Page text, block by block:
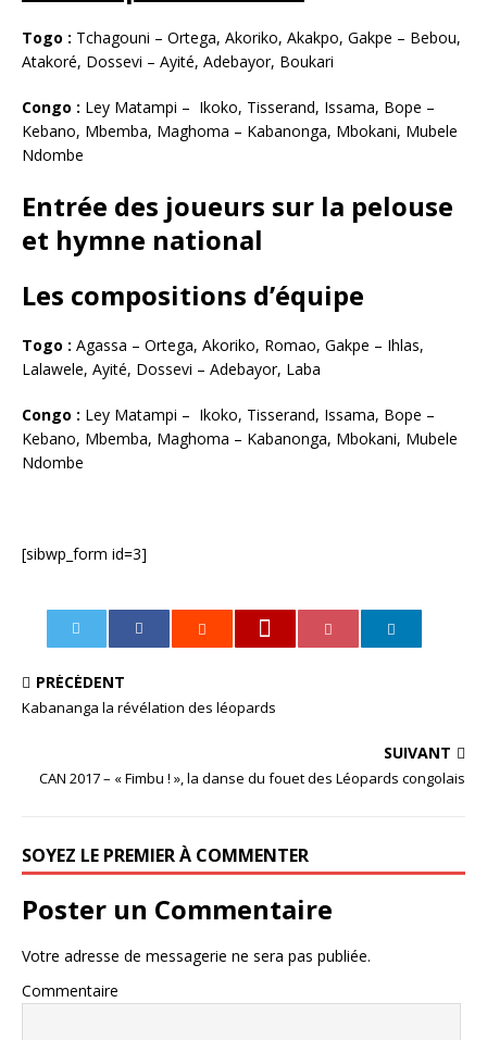
Togo : Tchagouni – Ortega, Akoriko, Akakpo, Gakpe – Bebou,
Atakoré, Dossevi – Ayité, Adebayor, Boukari
Congo : Ley Matampi – Ikoko, Tisserand, Issama, Bope –
Kebano, Mbemba, Maghoma – Kabanonga, Mbokani, Mubele
Ndombe
Entrée des joueurs sur la pelouse
et hymne national
Les compositions d’équipe
Togo : Agassa – Ortega, Akoriko, Romao, Gakpe – Ihlas,
Lalawele, Ayité, Dossevi – Adebayor, Laba
Congo : Ley Matampi – Ikoko, Tisserand, Issama, Bope –
Kebano, Mbemba, Maghoma – Kabanonga, Mbokani, Mubele
Ndombe
[sibwp_form id=3]
PRÉCÉDENT
Kabananga la révélation des léopards
SUIVANT
CAN 2017 – « Fimbu ! », la danse du fouet des Léopards congolais
SOYEZ LE PREMIER À COMMENTER
Poster un Commentaire
Votre adresse de messagerie ne sera pas publiée.
Commentaire